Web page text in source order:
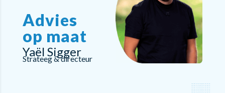
Advies
op maat
Yaël Sigger
Strateeg & directeur